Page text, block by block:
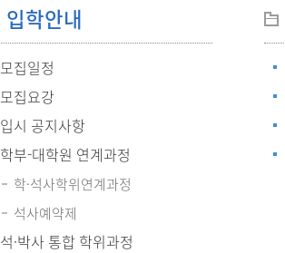
입학안내
모집일정
모집요강
입시 공지사항
학부-대학원 연계과정
학·석사학위연계과정
석사예약제
석·박사 통합 학위과정